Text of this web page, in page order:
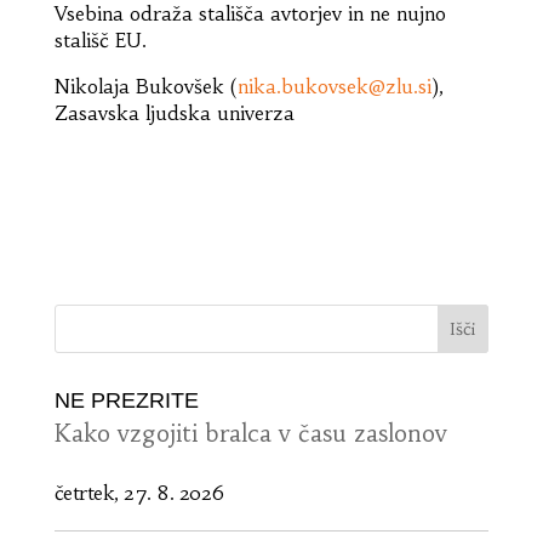
Vsebina odraža stališča avtorjev in ne nujno
stališč EU.
Nikolaja Bukovšek (nika.bukovsek@zlu.si),
Zasavska ljudska univerza
NE PREZRITE
Kako vzgojiti bralca v času zaslonov
četrtek, 27. 8. 2026